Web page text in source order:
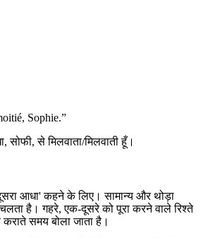
Sophie.”
से मिलवाता/मिलवाती हूँ।
दूसरा आधा' कहने के लिए। सामान्य और थोड़ा
चलता है। गहरे, एक-दूसरे को पूरा करने वाले रिश्ते
समय बोला जाता है।